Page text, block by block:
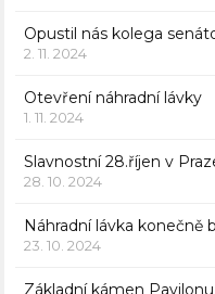
Opustil nás kolega
2. 11. 2024
Otevření náhradní lávky
1. 11. 2024
Slavnostní 28.říjen v
28. 10. 2024
Náhradní lávka konečně
23. 10. 2024
Základní kámen